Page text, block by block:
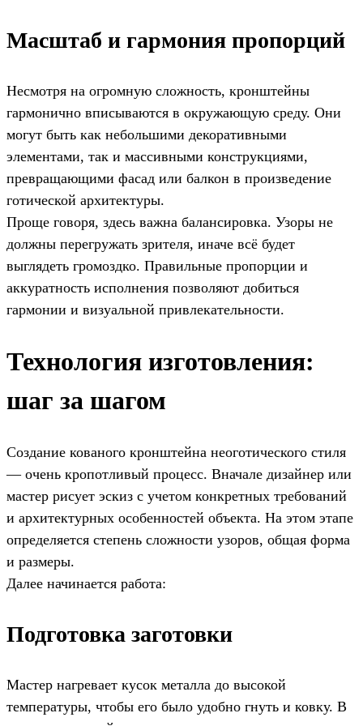
Масштаб и гармония пропорций
Несмотря на огромную сложность, кронштейны
гармонично вписываются в окружающую среду. Они
могут быть как небольшими декоративными
элементами, так и массивными конструкциями,
превращающими фасад или балкон в произведение
готической архитектуры.
Проще говоря, здесь важна балансировка. Узоры не
должны перегружать зрителя, иначе всё будет
выглядеть громоздко. Правильные пропорции и
аккуратность исполнения позволяют добиться
гармонии и визуальной привлекательности.
Технология изготовления:
шаг за шагом
Создание кованого кронштейна неоготического стиля
— очень кропотливый процесс. Вначале дизайнер или
мастер рисует эскиз с учетом конкретных требований
и архитектурных особенностей объекта. На этом этапе
определяется степень сложности узоров, общая форма
и размеры.
Далее начинается работа:
Подготовка заготовки
Мастер нагревает кусок металла до высокой
температуры, чтобы его было удобно гнуть и ковку. В